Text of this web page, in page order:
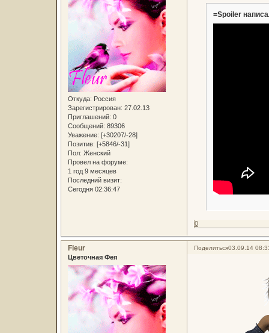
Откуда: Россия
Зарегистрирован: 27.02.13
Приглашений: 0
Сообщений: 89306
Уважение: [+30207/-28]
Позитив: [+5846/-31]
Пол: Женский
Провел на форуме:
1 год 9 месяцев
Последний визит:
Сегодня 02:36:47
=Spoiler
0
Поделиться03.09.14
Fleur
Цветочная Фея